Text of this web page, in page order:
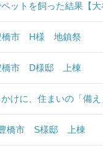
ットを飼った結果【大
橋市 H様 地鎮祭
橋市 D様邸 上棟
けに、住まいの「備
橋市 S様邸 上棟